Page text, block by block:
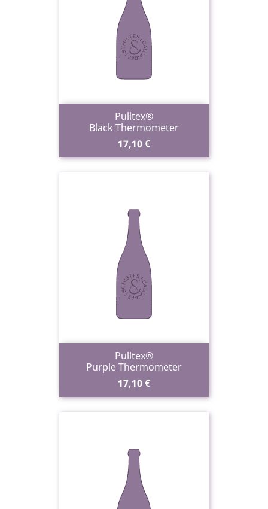
Pulltex®
Black Thermometer
Prix
17,10 €
Pulltex®
Purple Thermometer
Prix
17,10 €